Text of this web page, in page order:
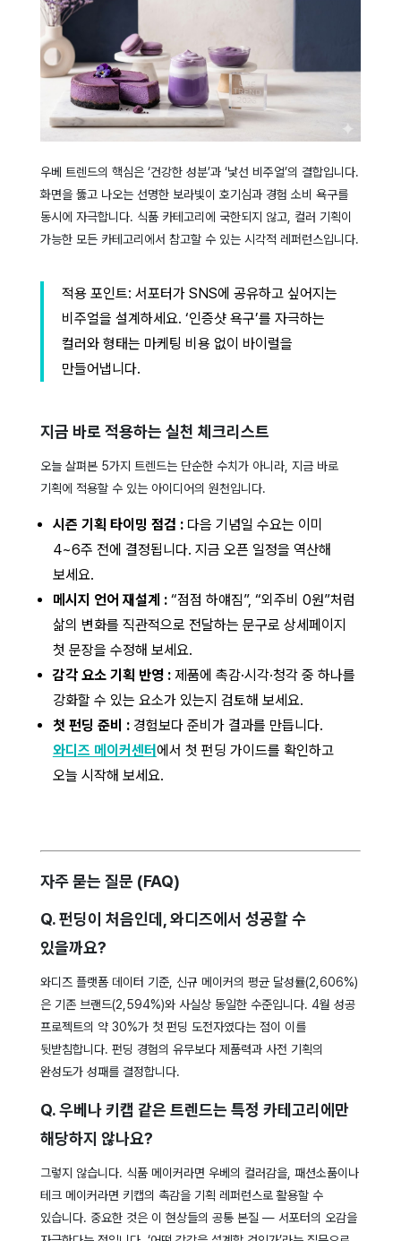
우베 트렌드의 핵심은 ‘건강한 성분’과 ‘낯선 비주얼’의 결합입니다.
화면을 뚫고 나오는 선명한 보라빛이 호기심과 경험 소비 욕구를
동시에 자극합니다. 식품 카테고리에 국한되지 않고, 컬러 기획이
가능한 모든 카테고리에서 참고할 수 있는 시각적 레퍼런스입니다.
적용 포인트: 서포터가 SNS에 공유하고 싶어지는
비주얼을 설계하세요. ‘인증샷 욕구’를 자극하는
컬러와 형태는 마케팅 비용 없이 바이럴을
만들어냅니다.
지금 바로 적용하는 실천 체크리스트
오늘 살펴본 5가지 트렌드는 단순한 수치가 아니라, 지금 바로
기획에 적용할 수 있는 아이디어의 원천입니다.
시즌 기획 타이밍 점검 : 다음 기념일 수요는 이미
4~6주 전에 결정됩니다. 지금 오픈 일정을 역산해
보세요.
메시지 언어 재설계 :“점점 하얘짐”, “외주비 0원”처럼
삶의 변화를 직관적으로 전달하는 문구로 상세페이지
첫 문장을 수정해 보세요.
감각 요소 기획 반영 : 제품에 촉감·시각·청각 중 하나를
강화할 수 있는 요소가 있는지 검토해 보세요.
첫 펀딩 준비 : 경험보다 준비가 결과를 만듭니다.
와디즈 메이커센터에서 첫 펀딩 가이드를 확인하고
오늘 시작해 보세요.
자주 묻는 질문 (FAQ)
Q. 펀딩이 처음인데, 와디즈에서 성공할 수
있을까요?
와디즈 플랫폼 데이터 기준, 신규 메이커의 평균 달성률(2,606%)
은 기존 브랜드(2,594%)와 사실상 동일한 수준입니다. 4월 성공
프로젝트의 약 30%가 첫 펀딩 도전자였다는 점이 이를
뒷받침합니다. 펀딩 경험의 유무보다 제품력과 사전 기획의
완성도가 성패를 결정합니다.
Q. 우베나 키캡 같은 트렌드는 특정 카테고리에만
해당하지 않나요?
그렇지 않습니다. 식품 메이커라면 우베의 컬러감을, 패션소품이나
테크 메이커라면 키캡의 촉감을 기획 레퍼런스로 활용할 수
있습니다. 중요한 것은 이 현상들의 공통 본질 — 서포터의 오감을